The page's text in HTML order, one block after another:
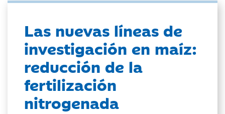
Las nuevas líneas de
investigación en maíz:
reducción de la
fertilización
nitrogenada